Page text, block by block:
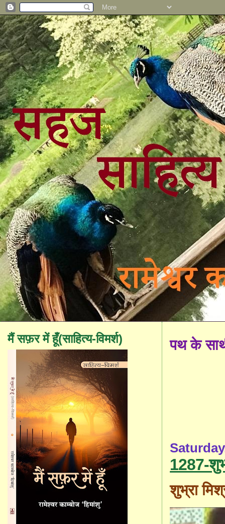
पथ के
1287-
शुभ्रा
मैं सफ़र में हूँ(साहित्य-विमर्श)